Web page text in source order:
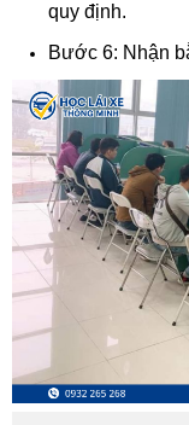
quy định.
Bước 6: Nhận